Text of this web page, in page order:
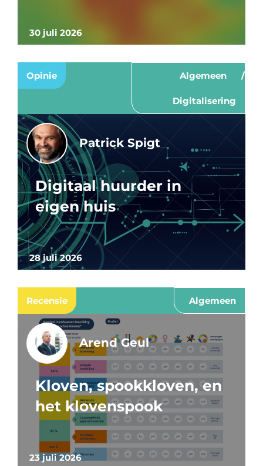
30 juli 2026
Opinie Algemeen
Digitalisering
28 juli 2026
Patrick Spigt
Digitaal huurder in
eigen huis
Recensie Algemeen
23 juli 2026
Arend Geul
Kloven, spookkloven, en
het klovenspook